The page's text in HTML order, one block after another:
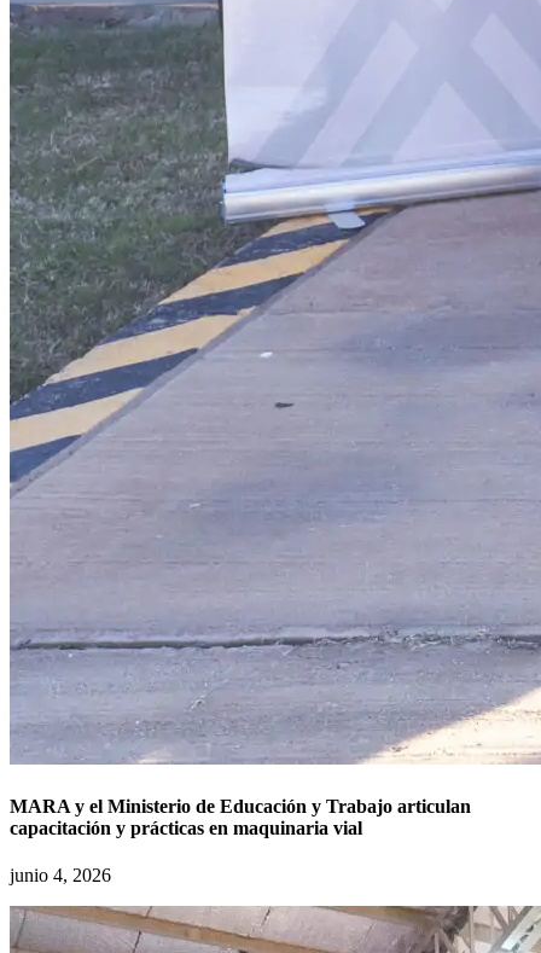
MARA y el Ministerio de Educación y Trabajo articulan
capacitación y prácticas en maquinaria vial
junio 4, 2026